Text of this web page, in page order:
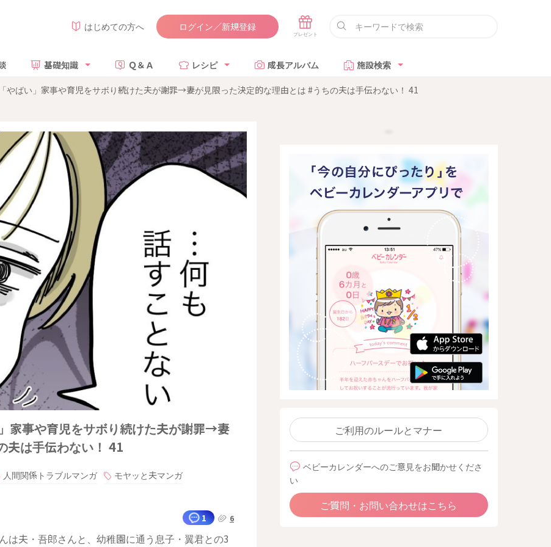
はじめての方へ ログイン／新規登録
基礎知識 Ｑ＆Ａ レシピ 成長アルバム 施設検索
やばい」家事や育児をサボり続けた夫が謝罪→妻が見限った決定的な理由とは #うちの夫は手伝わない！ 41
家事や育児をサボり続けた夫が謝罪→妻
夫は手伝わない！ 41
人間関係トラブルマンガ
モヤッと夫マンガ
1 6
は夫・吾郎さんと、幼稚園に通う息子・翼君との3
ご利用のルールとマナー
ベビーカレンダーへのご意見をお聞かせくださ
い
ご質問・お問い合わせはこちら